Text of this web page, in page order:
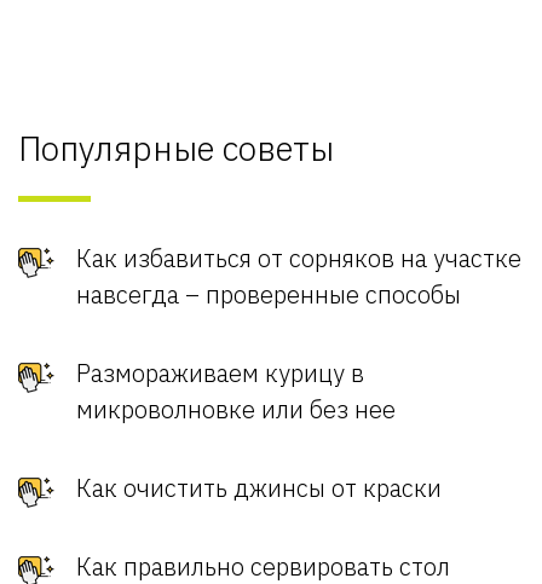
Популярные советы
Как избавиться от сорняков на участке
навсегда – проверенные способы
Размораживаем курицу в
микроволновке или без нее
Как очистить джинсы от краски
Как правильно сервировать стол